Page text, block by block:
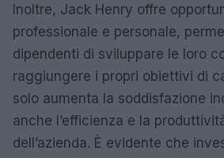
Inoltre, Jack Henry offre
professionale e personale,
dipendenti di sviluppare le loro
raggiungere i propri obiettivi di
solo aumenta la soddisfazione
anche l’efficienza e la
dell’azienda. È evidente che